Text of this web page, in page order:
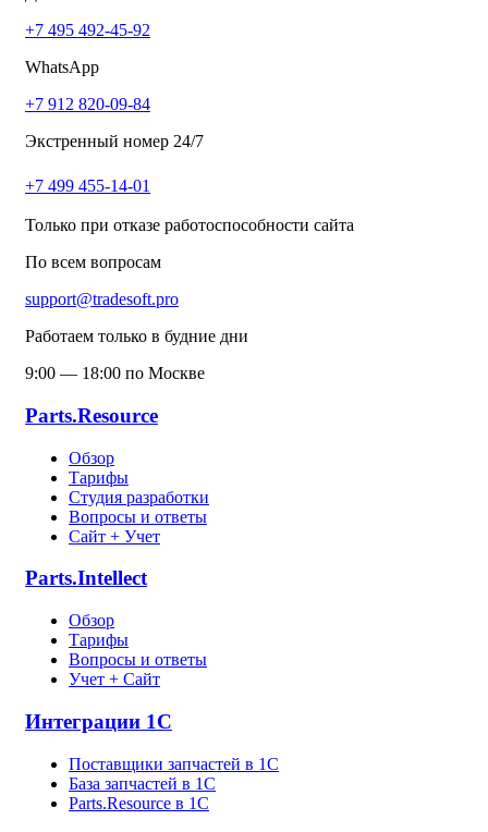
+7 495 492-45-92
WhatsApp
+7 912 820-09-84
Экстренный номер 24/7
+7 499 455-14-01
Только при отказе работоспособности сайта
По всем вопросам
support@tradesoft.pro
Работаем только в будние дни
9:00 — 18:00 по Москве
Parts.Resource
Обзор
Тарифы
Студия разработки
Вопросы и ответы
Сайт + Учет
Parts.Intellect
Обзор
Тарифы
Вопросы и ответы
Учет + Сайт
Интеграции 1С
Поставщики запчастей в 1C
База запчастей в 1С
Parts.Resource в 1C